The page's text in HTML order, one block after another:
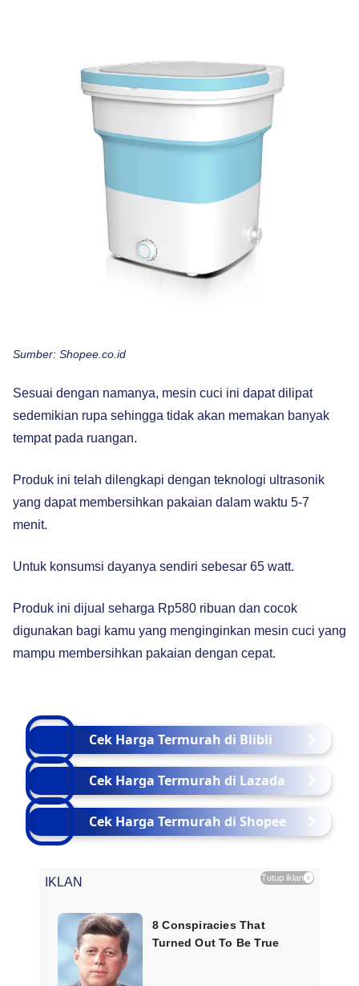
Sumber: Shopee.co.id
Sesuai dengan namanya, mesin cuci ini dapat dilipat
sedemikian rupa sehingga tidak akan memakan banyak
tempat pada ruangan.
Produk ini telah dilengkapi dengan teknologi ultrasonik
yang dapat membersihkan pakaian dalam waktu 5-7
menit.
Untuk konsumsi dayanya sendiri sebesar 65 watt.
Produk ini dijual seharga Rp580 ribuan dan cocok
digunakan bagi kamu yang menginginkan mesin cuci yang
mampu membersihkan pakaian dengan cepat.
Cek Harga Termurah di Blibli
Cek Harga Termurah di Lazada
Cek Harga Termurah di Shopee
IKLAN Tutup iklan ×